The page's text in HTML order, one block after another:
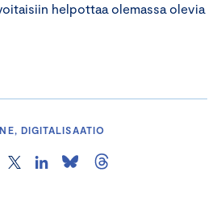
helpottaa olemassa olevia
DIGITALISAATIO